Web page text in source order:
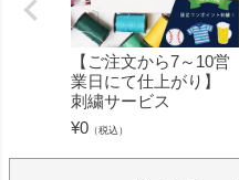
【ご注文から7～10営
業日にて仕上がり】
刺繍サービス
¥0 （税込）